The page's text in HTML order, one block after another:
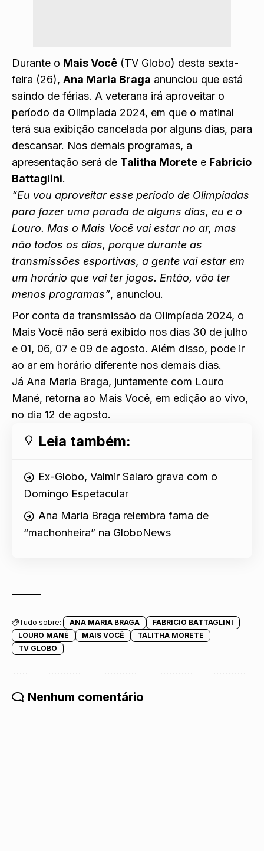
Durante o Mais Você (TV Globo) desta sexta-
feira (26), Ana Maria Braga anunciou que está
saindo de férias. A veterana irá aproveitar o
período da Olimpíada 2024, em que o matinal
terá sua exibição cancelada por alguns dias, para
descansar. Nos demais programas, a
apresentação será de Talitha Morete e Fabricio
Battaglini.
“Eu vou aproveitar esse período de Olimpíadas
para fazer uma parada de alguns dias, eu e o
Louro. Mas o Mais Você vai estar no ar, mas
não todos os dias, porque durante as
transmissões esportivas, a gente vai estar em
um horário que vai ter jogos. Então, vão ter
menos programas”, anunciou.
Por conta da transmissão da Olimpíada 2024, o
Mais Você não será exibido nos dias 30 de julho
e 01, 06, 07 e 09 de agosto. Além disso, pode ir
ao ar em horário diferente nos demais dias.
Já Ana Maria Braga, juntamente com Louro
Mané, retorna ao Mais Você, em edição ao vivo,
no dia 12 de agosto.
Leia também:
Ex-Globo, Valmir Salaro grava com o
Domingo Espetacular
Ana Maria Braga relembra fama de
“machonheira” na GloboNews
Tudo sobre: ANA MARIA BRAGA
FABRICIO BATTAGLINI
LOURO MANÉ
MAIS VOCÊ
TALITHA MORETE
TV GLOBO
Nenhum comentário